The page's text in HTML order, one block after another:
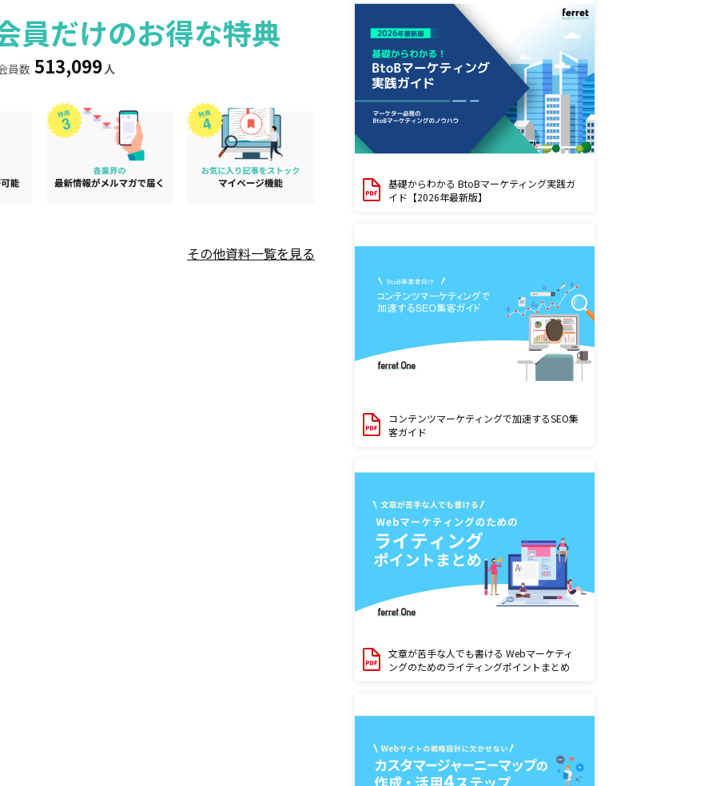
員だけのお得な特典
員数 513,099 人
その他資料一覧を見る
基礎からわかる BtoBマーケティング実践ガ
イド【2026年最新版】
コンテンツマーケティングで加速するSEO集
客ガイド
文章が苦手な人でも書ける Webマーケティ
ングのためのライティングポイントまとめ